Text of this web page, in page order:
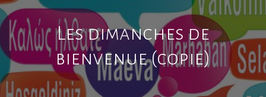
Les dimanches de
bienvenue (copie)